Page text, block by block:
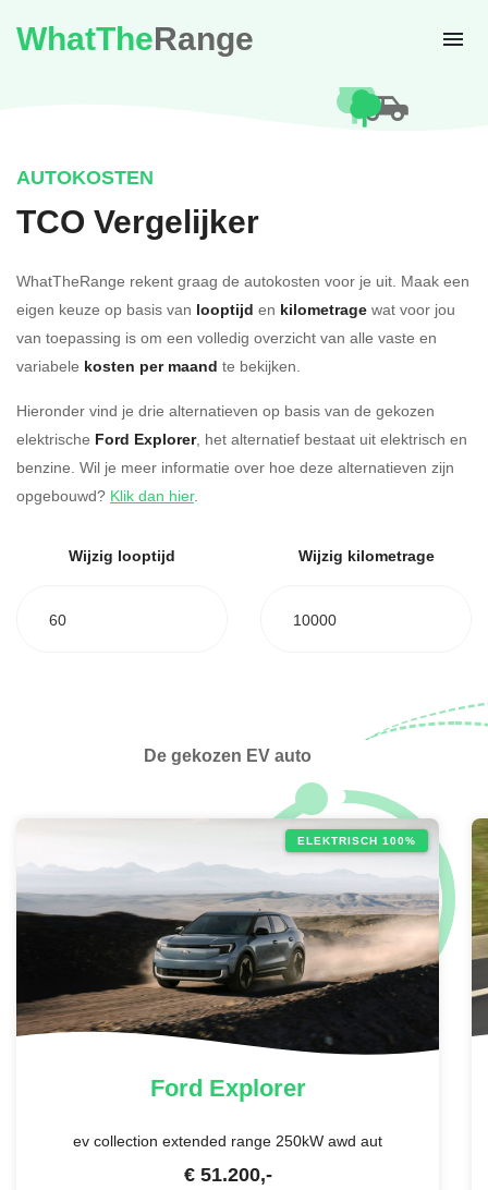
WhatTheRange
AUTOKOSTEN
TCO Vergelijker
WhatTheRange rekent graag de autokosten voor je uit. Maak een
eigen keuze op basis van looptijd en kilometrage wat voor jou
van toepassing is om een volledig overzicht van alle vaste en
variabele kosten per maand te bekijken.
Hieronder vind je drie alternatieven op basis van de gekozen
elektrische Ford Explorer, het alternatief bestaat uit elektrisch en
benzine. Wil je meer informatie over hoe deze alternatieven zijn
opgebouwd? Klik dan hier.
Wijzig looptijd
60
Wijzig kilometrage
10000
De gekozen EV auto
ELEKTRISCH 100%
Ford Explorer
ev collection extended range 250kW awd aut
€ 51.200,-